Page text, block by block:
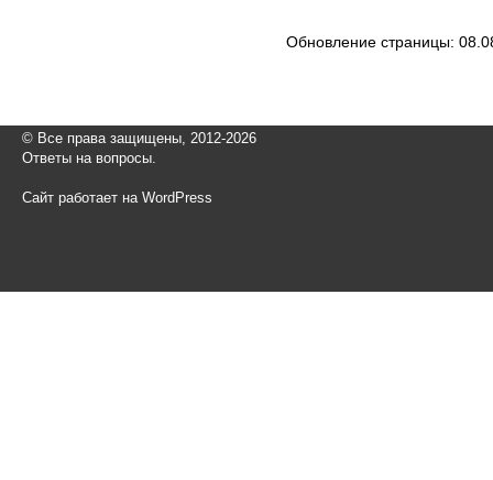
Обновление страницы:
© Все права защищены, 2012-2026
Ответы на вопросы.
Сайт работает на WordPress